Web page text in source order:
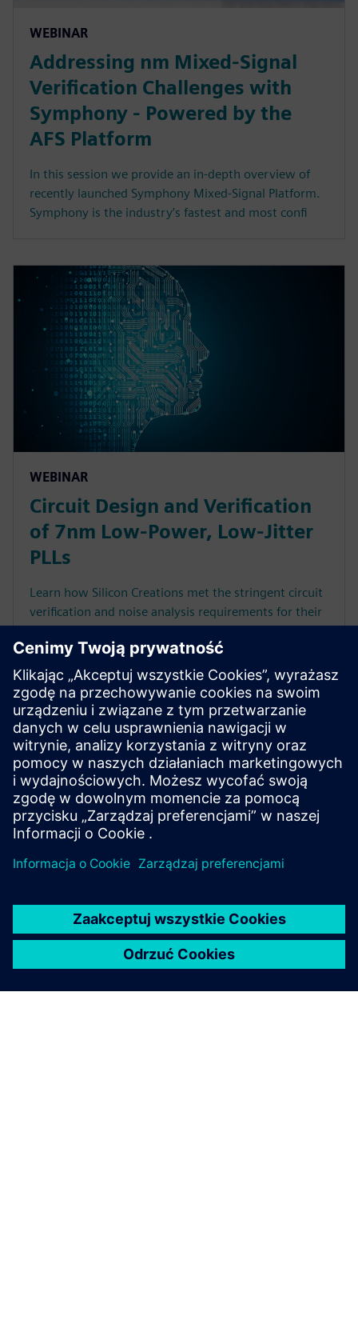
WEBINAR
Addressing nm Mixed-Signal
Verification Challenges with
Symphony - Powered by the
AFS Platform
In this session we provide an in-depth overview of
recently launched Symphony Mixed-Signal Platform.
Symphony is the industry’s fastest and most confi
WEBINAR
Circuit Design and Verification
of 7nm Low-Power, Low-Jitter
PLLs
Learn how Silicon Creations met the stringent circuit
verification and noise analysis requirements for their
Filmy kierownicze